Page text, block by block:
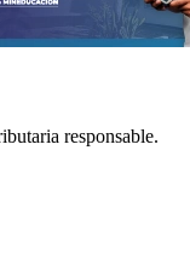
responsable.